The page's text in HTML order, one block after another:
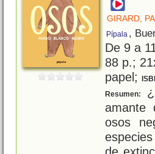
GIRARD,
Pípala ,
De 9 a
88 p.;
papel;
Resumen:
amante
osos